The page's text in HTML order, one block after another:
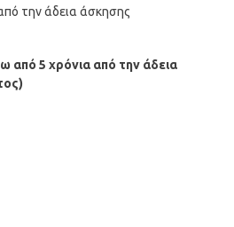
την άδεια άσκησης
από 5 χρόνια από την άδεια